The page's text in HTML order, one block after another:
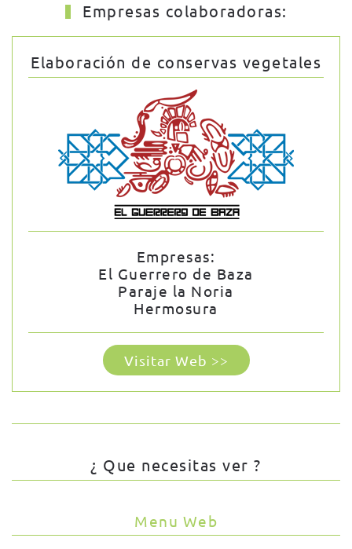
Empresas colaboradoras:
Elaboración de conservas vegetales
Empresas:
El Guerrero de Baza
Paraje la Noria
Hermosura
Visitar Web >>
¿ Que necesitas ver ?
Menu Web